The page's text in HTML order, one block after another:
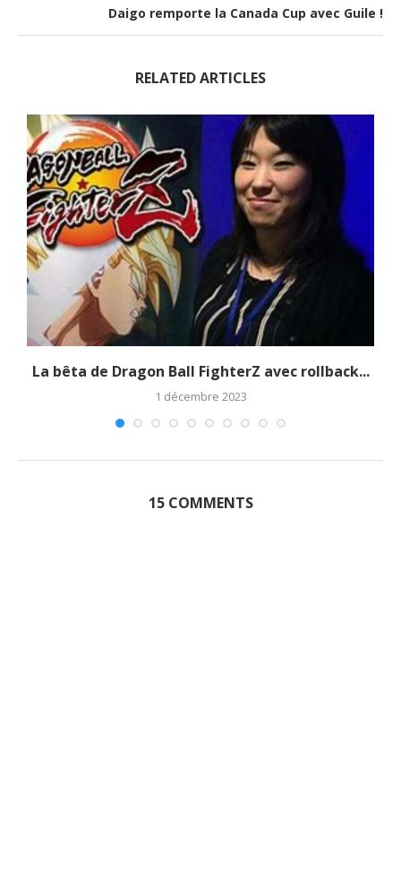
Daigo remporte la Canada Cup avec Guile !
RELATED ARTICLES
La bêta de Dragon Ball FighterZ avec rollback...
1 décembre 2023
15 COMMENTS